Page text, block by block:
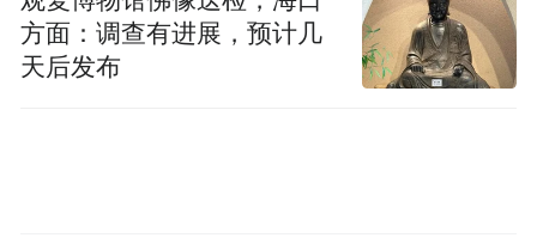
方面：调查有进展，预计几
天后发布